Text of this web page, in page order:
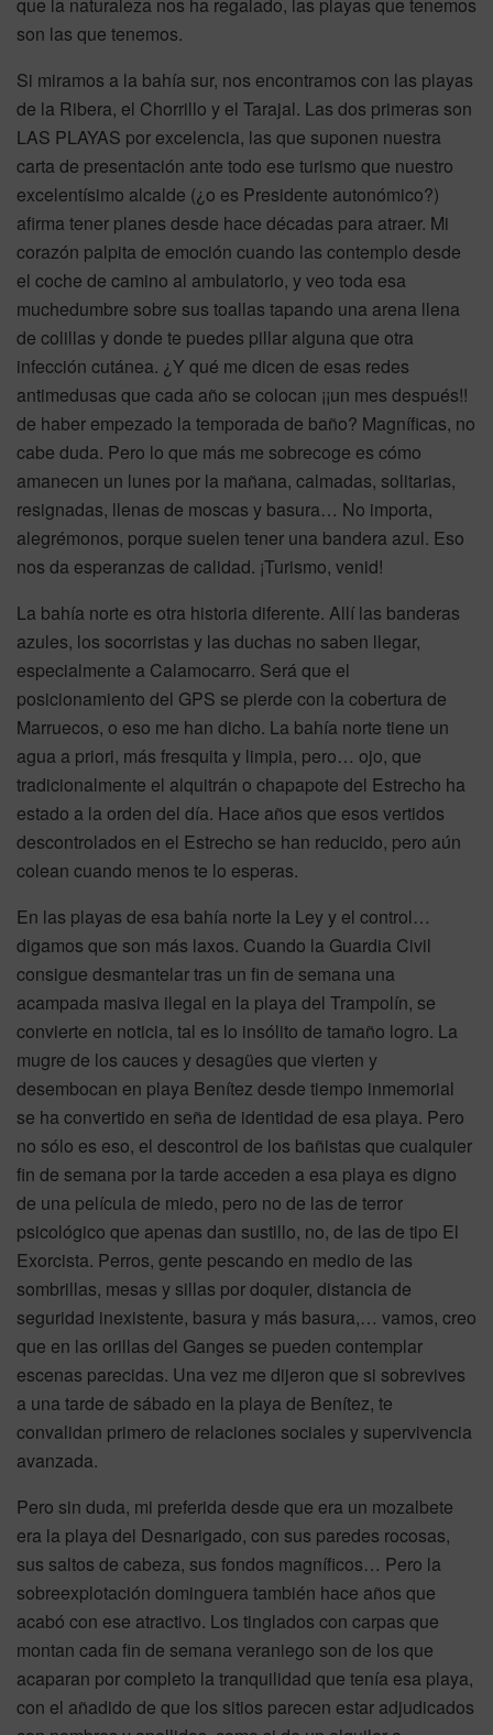
que la naturaleza nos ha regalado, las playas que tenemos
son las que tenemos.
Si miramos a la bahía sur, nos encontramos con las playas
de la Ribera, el Chorrillo y el Tarajal. Las dos primeras son
LAS PLAYAS por excelencia, las que suponen nuestra
carta de presentación ante todo ese turismo que nuestro
excelentísimo alcalde (¿o es Presidente autonómico?)
afirma tener planes desde hace décadas para atraer. Mi
corazón palpita de emoción cuando las contemplo desde
el coche de camino al ambulatorio, y veo toda esa
muchedumbre sobre sus toallas tapando una arena llena
de colillas y donde te puedes pillar alguna que otra
infección cutánea. ¿Y qué me dicen de esas redes
antimedusas que cada año se colocan ¡¡un mes después!!
de haber empezado la temporada de baño? Magníficas, no
cabe duda. Pero lo que más me sobrecoge es cómo
amanecen un lunes por la mañana, calmadas, solitarias,
resignadas, llenas de moscas y basura… No importa,
alegrémonos, porque suelen tener una bandera azul. Eso
nos da esperanzas de calidad. ¡Turismo, venid!
La bahía norte es otra historia diferente. Allí las banderas
azules, los socorristas y las duchas no saben llegar,
especialmente a Calamocarro. Será que el
posicionamiento del GPS se pierde con la cobertura de
Marruecos, o eso me han dicho. La bahía norte tiene un
agua a priori, más fresquita y limpia, pero… ojo, que
tradicionalmente el alquitrán o chapapote del Estrecho ha
estado a la orden del día. Hace años que esos vertidos
descontrolados en el Estrecho se han reducido, pero aún
colean cuando menos te lo esperas.
En las playas de esa bahía norte la Ley y el control…
digamos que son más laxos. Cuando la Guardia Civil
consigue desmantelar tras un fin de semana una
acampada masiva ilegal en la playa del Trampolín, se
convierte en noticia, tal es lo insólito de tamaño logro. La
mugre de los cauces y desagües que vierten y
desembocan en playa Benítez desde tiempo inmemorial
se ha convertido en seña de identidad de esa playa. Pero
no sólo es eso, el descontrol de los bañistas que cualquier
fin de semana por la tarde acceden a esa playa es digno
de una película de miedo, pero no de las de terror
psicológico que apenas dan sustillo, no, de las de tipo El
Exorcista. Perros, gente pescando en medio de las
sombrillas, mesas y sillas por doquier, distancia de
seguridad inexistente, basura y más basura,… vamos, creo
que en las orillas del Ganges se pueden contemplar
escenas parecidas. Una vez me dijeron que si sobrevives
a una tarde de sábado en la playa de Benítez, te
convalidan primero de relaciones sociales y supervivencia
avanzada.
Pero sin duda, mi preferida desde que era un mozalbete
era la playa del Desnarigado, con sus paredes rocosas,
sus saltos de cabeza, sus fondos magníficos… Pero la
sobreexplotación dominguera también hace años que
acabó con ese atractivo. Los tinglados con carpas que
montan cada fin de semana veraniego son de los que
acaparan por completo la tranquilidad que tenía esa playa,
con el añadido de que los sitios parecen estar adjudicados